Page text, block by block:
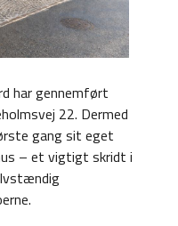
har gennemført
22. Dermed
gang sit eget
– et vigtigt skridt i